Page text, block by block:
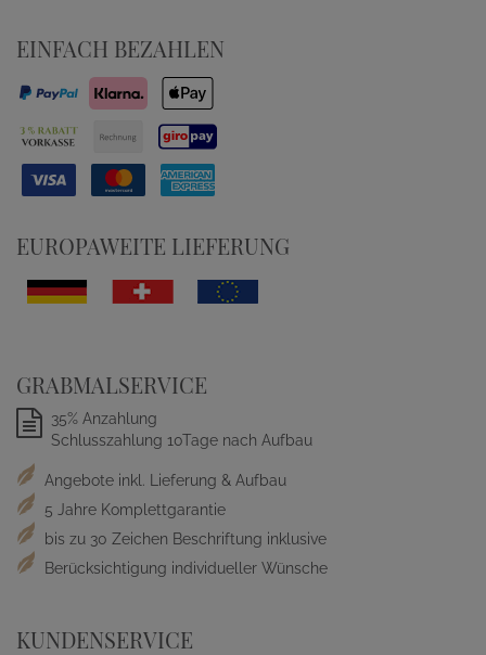
EINFACH BEZAHLEN
EUROPAWEITE LIEFERUNG
GRABMALSERVICE
35% Anzahlung
Schlusszahlung 10Tage nach Aufbau
Angebote inkl. Lieferung & Aufbau
5 Jahre Komplettgarantie
bis zu 30 Zeichen Beschriftung inklusive
Berücksichtigung individueller Wünsche
KUNDENSERVICE